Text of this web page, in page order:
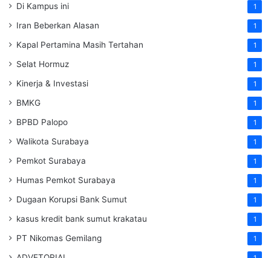
Di Kampus ini 1
Iran Beberkan Alasan 1
Kapal Pertamina Masih Tertahan 1
Selat Hormuz 1
Kinerja & Investasi 1
BMKG 1
BPBD Palopo 1
Walikota Surabaya 1
Pemkot Surabaya 1
Humas Pemkot Surabaya 1
Dugaan Korupsi Bank Sumut 1
kasus kredit bank sumut krakatau 1
PT Nikomas Gemilang 1